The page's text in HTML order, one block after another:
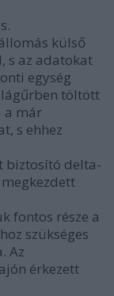
külső
s az adatokat
egység
töltött
a már
s ehhez
biztosító delta-
fontos része a
szükséges
Az
érkezett